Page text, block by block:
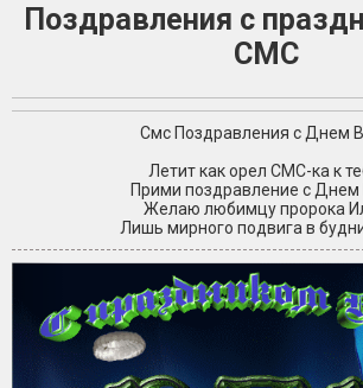
Поздравления с
СМС
Смс Поздравления с Днем
Летит как орел СМС-ка к
Прими поздравление с
Желаю любимцу пророка
Лишь мирного подвига в